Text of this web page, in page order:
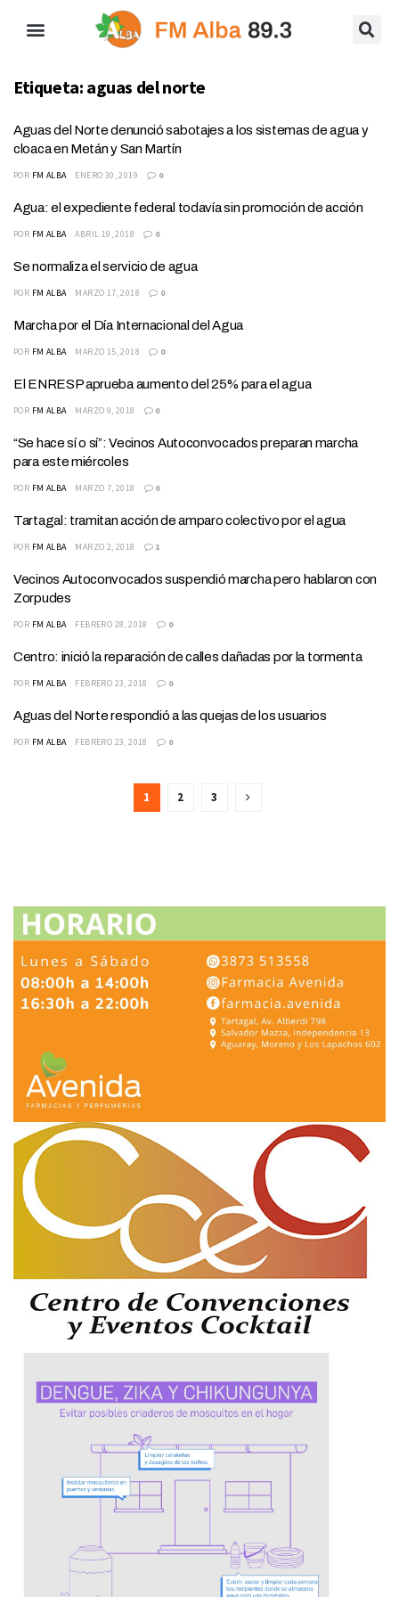
Etiqueta: aguas del norte
Aguas del Norte denunció sabotajes a los sistemas de agua y
cloaca en Metán y San Martín
POR FM ALBA ENERO 30, 2019 0
Agua: el expediente federal todavía sin promoción de acción
POR FM ALBA ABRIL 19, 2018 0
Se normaliza el servicio de agua
POR FM ALBA MARZO 17, 2018 0
Marcha por el Día Internacional del Agua
POR FM ALBA MARZO 15, 2018 0
El ENRESP aprueba aumento del 25% para el agua
POR FM ALBA MARZO 9, 2018 0
“Se hace sí o sí”: Vecinos Autoconvocados preparan marcha
para este miércoles
POR FM ALBA MARZO 7, 2018 0
Tartagal: tramitan acción de amparo colectivo por el agua
POR FM ALBA MARZO 2, 2018 1
Vecinos Autoconvocados suspendió marcha pero hablaron con
Zorpudes
POR FM ALBA FEBRERO 28, 2018 0
Centro: inició la reparación de calles dañadas por la tormenta
POR FM ALBA FEBRERO 23, 2018 0
Aguas del Norte respondió a las quejas de los usuarios
POR FM ALBA FEBRERO 23, 2018 0
1 2 3